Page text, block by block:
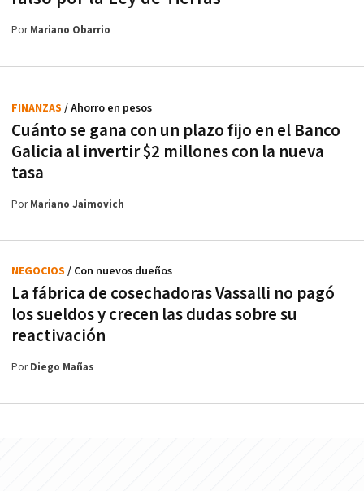
PorMariano Obarrio
Cuánto se gana con un plazo fijo en el Banco
Galicia al invertir $2 millones con la nueva
tasa
FINANZAS / Ahorro en pesos
PorMariano Jaimovich
La fábrica de cosechadoras Vassalli no pagó
los sueldos y crecen las dudas sobre su
reactivación
NEGOCIOS / Con nuevos dueños
PorDiego Mañas